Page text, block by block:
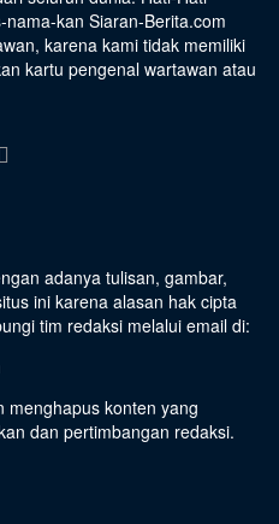
kan Siaran-Berita.com
karena kami tidak memiliki
kartu pengenal wartawan atau
adanya tulisan, gambar,
ini karena alasan hak cipta
tim redaksi melalui email di:
menghapus konten yang
dan pertimbangan redaksi.